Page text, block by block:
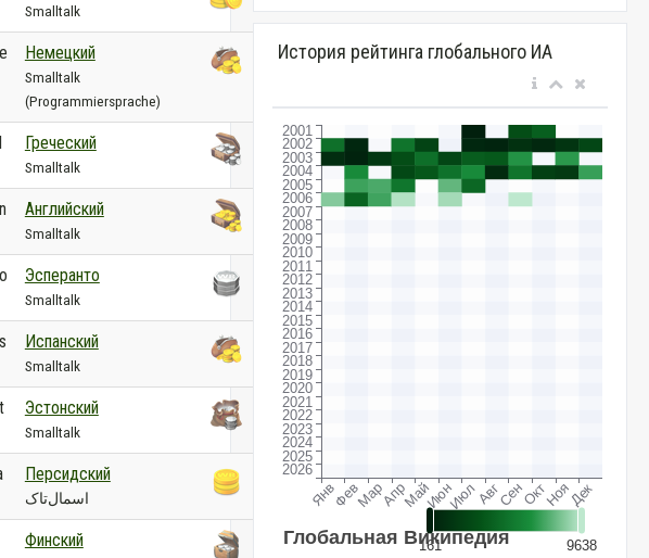
Smalltalk
Немецкий
Smalltalk
(Programmiersprache)
Греческий
Smalltalk
Английский
Smalltalk
Эсперанто
Smalltalk
Испанский
Smalltalk
Эстонский
Smalltalk
Персидский
اسمال‌تاک
Финский
История рейтинга глобального ИА